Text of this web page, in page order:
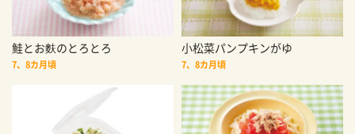
鮭とお麩のとろとろ
7、8カ月頃
小松菜パンプキンがゆ
7、8カ月頃